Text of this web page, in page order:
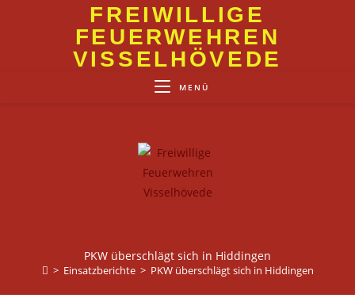
FREIWILLIGE
FEUERWEHREN
VISSELHÖVEDE
MENÜ
PKW überschlägt sich in Hiddingen
> Einsatzberichte > PKW überschlägt sich in Hiddingen